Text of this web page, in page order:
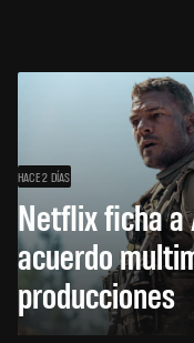
HACE 2 DÍAS
Netflix ficha a
acuerdo
producciones